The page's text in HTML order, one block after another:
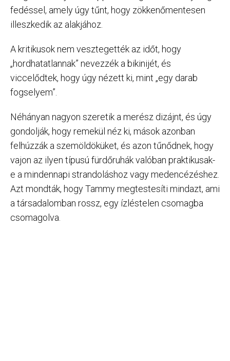
fedéssel, amely úgy tűnt, hogy zökkenőmentesen
illeszkedik az alakjához.
A kritikusok nem vesztegették az időt, hogy
„hordhatatlannak” nevezzék a bikinijét, és
viccelődtek, hogy úgy nézett ki, mint „egy darab
fogselyem”.
Néhányan nagyon szeretik a merész dizájnt, és úgy
gondolják, hogy remekül néz ki, mások azonban
felhúzzák a szemöldöküket, és azon tűnődnek, hogy
vajon az ilyen típusú fürdőruhák valóban praktikusak-
e a mindennapi strandoláshoz vagy medencézéshez.
Azt mondták, hogy Tammy megtestesíti mindazt, ami
a társadalomban rossz, egy ízléstelen csomagba
csomagolva.